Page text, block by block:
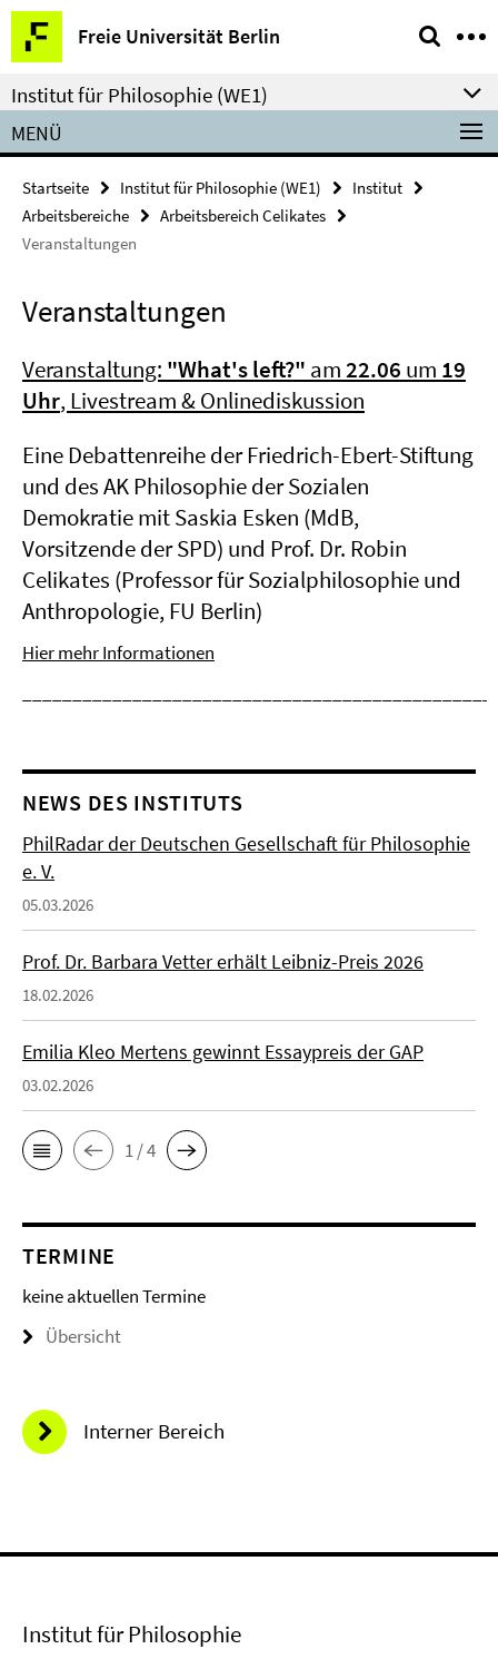
Springe
direkt
zu
Inhalt
Freie Universität Berlin
Service-
Navigation
Institut für Philosophie (WE1)
MENÜ
Startseite Institut für Philosophie (WE1)
Institut
Arbeitsbereiche
Arbeitsbereich Celikates
Veranstaltungen
Veranstaltungen
Veranstaltung: "What's left?" am22.06 um 19
Uhr, Livestream & Onlinediskussion
Eine Debattenreihe der Friedrich-Ebert-Stiftung
und des AK Philosophie der Sozialen
Demokratie mit Saskia Esken (MdB,
Vorsitzende der SPD) und Prof. Dr. Robin
Celikates (Professor für Sozialphilosophie und
Anthropologie, FU Berlin)
Hier mehr Informationen
NEWS DES INSTITUTS
PhilRadar der Deutschen Gesellschaft für Philosophie
e. V.
05.03.2026
Prof. Dr. Barbara Vetter erhält Leibniz-Preis 2026
18.02.2026
Emilia Kleo Mertens gewinnt Essaypreis der GAP
03.02.2026
1 / 4
TERMINE
keine aktuellen Termine
Übersicht
Interner Bereich
Institut für Philosophie